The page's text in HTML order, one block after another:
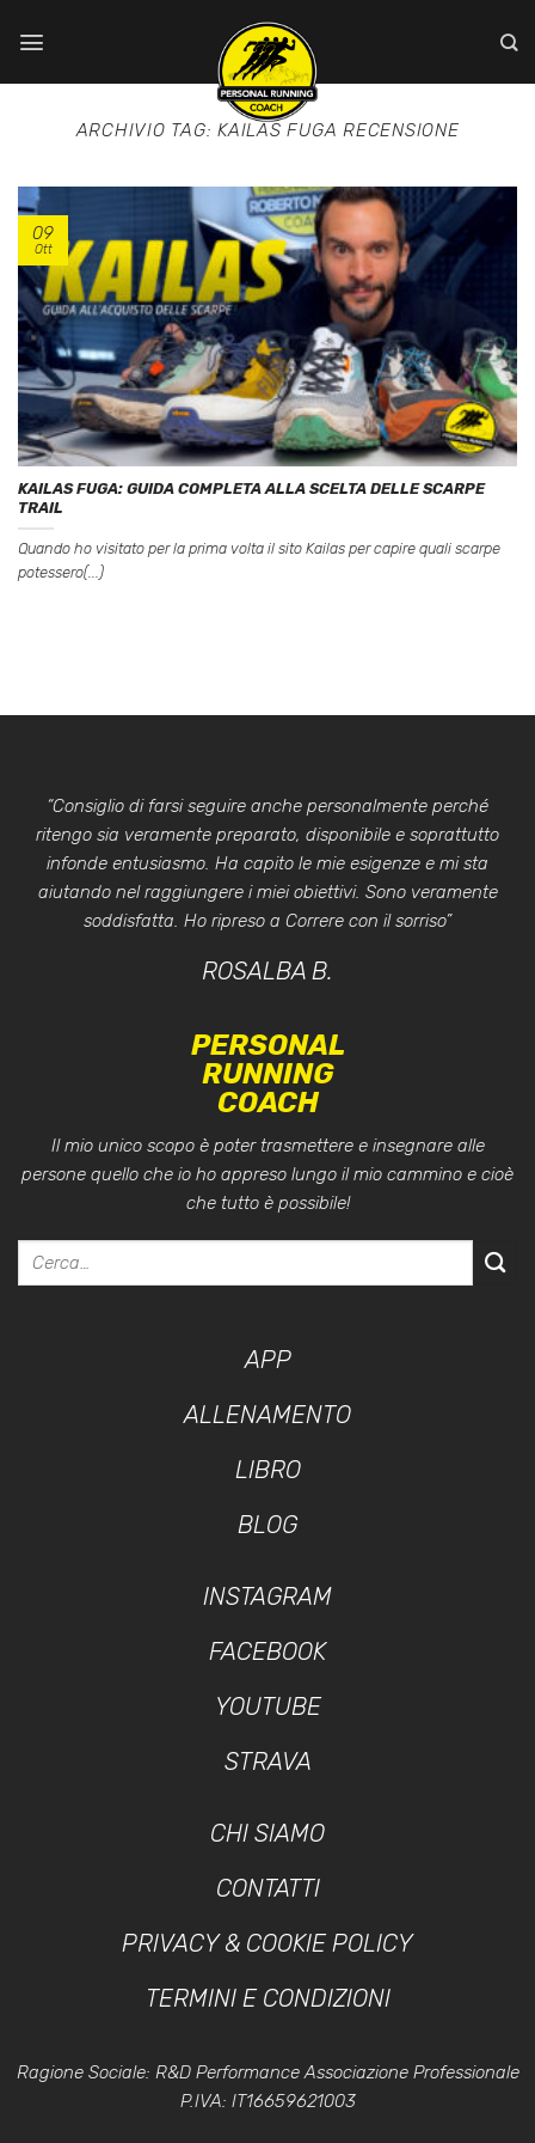
ARCHIVIO TAG: KAILAS FUGA RECENSIONE
KAILAS FUGA: GUIDA COMPLETA ALLA SCELTA DELLE SCARPE
TRAIL
Quando ho visitato per la prima volta il sito Kailas per capire quali scarpe
potessero(...)
09
Ott
“Consiglio di farsi seguire anche personalmente perché
ritengo sia veramente preparato, disponibile e soprattutto
infonde entusiasmo. Ha capito le mie esigenze e mi sta
aiutando nel raggiungere i miei obiettivi. Sono veramente
soddisfatta. Ho ripreso a Correre con il sorriso”
ROSALBA B.
PERSONAL
RUNNING
COACH
Il mio unico scopo è poter trasmettere e insegnare alle
persone quello che io ho appreso lungo il mio cammino e cioè
che tutto è possibile!
APP
ALLENAMENTO
LIBRO
BLOG
INSTAGRAM
FACEBOOK
YOUTUBE
STRAVA
CHI SIAMO
CONTATTI
PRIVACY & COOKIE POLICY
TERMINI E CONDIZIONI
Ragione Sociale: R&D Performance Associazione Professionale
P.IVA: IT16659621003